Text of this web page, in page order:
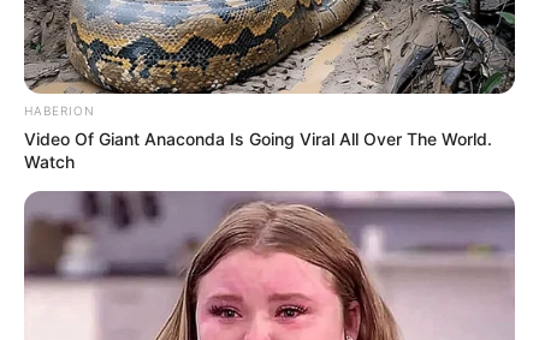
HABERION
Video Of Giant Anaconda Is Going Viral All Over The World.
Watch